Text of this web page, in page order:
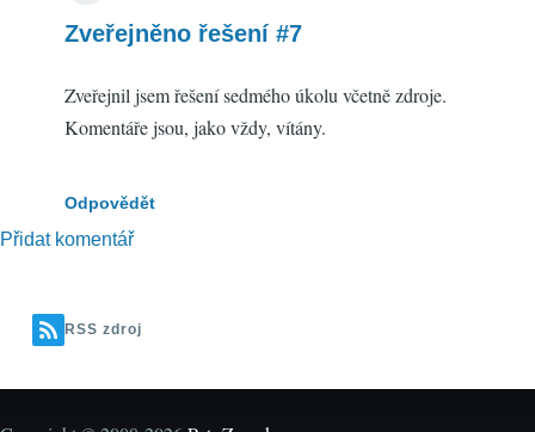
Zveřejněno řešení #7
Zveřejnil jsem řešení sedmého úkolu včetně zdroje.
Komentáře jsou, jako vždy, vítány.
Odpovědět
Přidat komentář
RSS zdroj